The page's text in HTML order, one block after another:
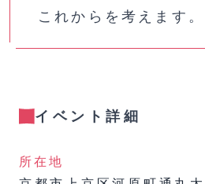
これからを考えます。
イベント詳細
所在地